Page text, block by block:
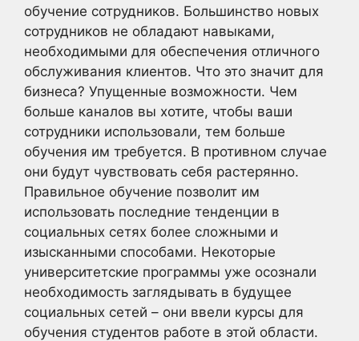
обучение сотрудников. Большинство новых
сотрудников не обладают навыками,
необходимыми для обеспечения отличного
обслуживания клиентов. Что это значит для
бизнеса? Упущенные возможности. Чем
больше каналов вы хотите, чтобы ваши
сотрудники использовали, тем больше
обучения им требуется. В противном случае
они будут чувствовать себя растерянно.
Правильное обучение позволит им
использовать последние тенденции в
социальных сетях более сложными и
изысканными способами. Некоторые
университетские программы уже осознали
необходимость заглядывать в будущее
социальных сетей – они ввели курсы для
обучения студентов работе в этой области.